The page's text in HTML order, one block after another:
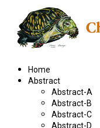
Home
Abstract
Abstract-A
Abstract-B
Abstract-C
Abstract-D